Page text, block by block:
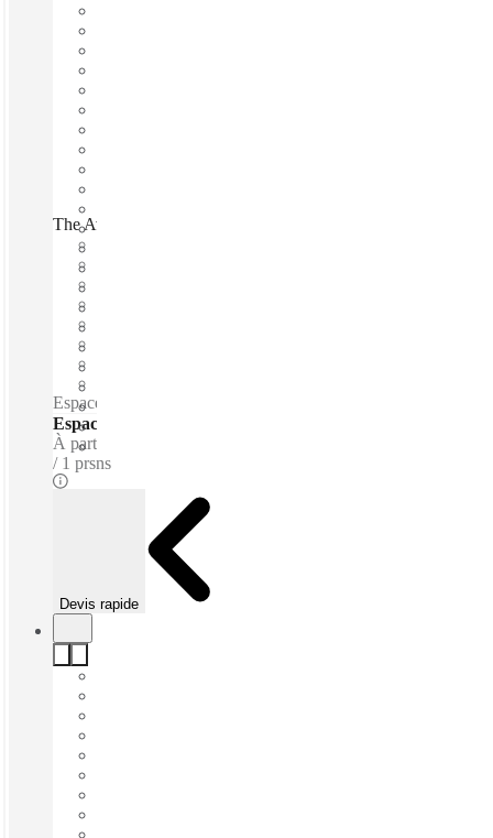
The Avenue By Ginkgo, Luxembourg City, 1931
Espaces de coworking / Parking - Salon d'affaires
Espaces de Coworking - Dédié
À partir de
1 prsns
Devis rapide